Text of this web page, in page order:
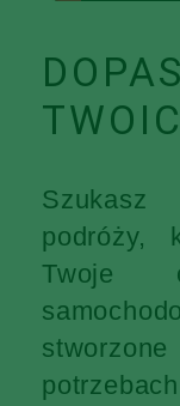
Szukasz
podróży,
Twoje